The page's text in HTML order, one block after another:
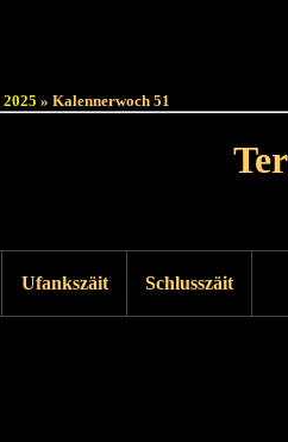
2025 » Kalennerwoch 51
Ufankszäit Schlusszäit